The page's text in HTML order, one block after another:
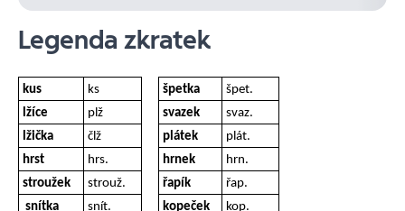
Legenda zkratek
kus ks špetka
špet.
lžíce
plž svazek
svaz.
lžička
člž plátek
plát.
hrst
hrs. hrnek
hrn.
stroužek
strouž. řapík
řap.
snítka
snít. kopeček kop.